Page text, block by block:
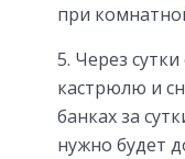
при
5. Через
кастрюлю и
банках за
нужно будет